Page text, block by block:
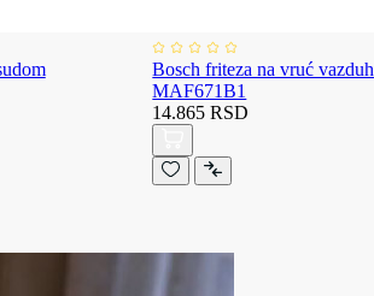
Bosch friteza na vruć vazduh
MAF671B1
14.865 RSD